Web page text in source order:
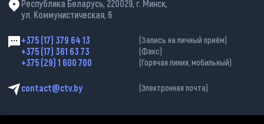
Республика Беларусь, 220029, г. Минск,
ул. Коммунистическая, 6
+375 (17) 379 64 13 (Запись на личный приём)
+375 (17) 361 63 73 (Факс)
+375 (29) 1 600 700 (Горячая линия, мобильный)
contact@ctv.by (Электронная почта)